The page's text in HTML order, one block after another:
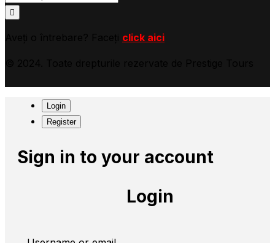
click aici
Login
Register
Sign in to your account
Login